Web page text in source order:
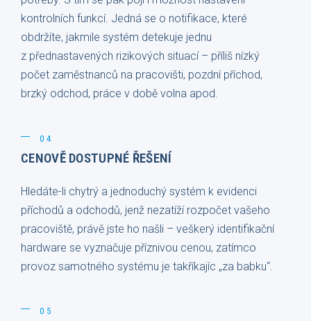
kontrolních funkcí. Jedná se o notifikace, které
obdržíte, jakmile systém detekuje jednu
z přednastavených rizikových situací – příliš nízký
počet zaměstnanců na pracovišti, pozdní příchod,
brzký odchod, práce v době volna apod.
04
CENOVĚ DOSTUPNÉ ŘEŠENÍ
Hledáte-li chytrý a jednoduchý systém k evidenci
příchodů a odchodů, jenž nezatíží rozpočet vašeho
pracoviště, právě jste ho našli – veškerý identifikační
hardware se vyznačuje příznivou cenou, zatímco
provoz samotného systému je takříkajíc „za babku“.
05